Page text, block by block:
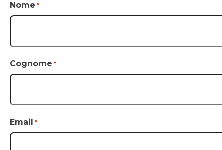
Nome *
Cognome *
Email *